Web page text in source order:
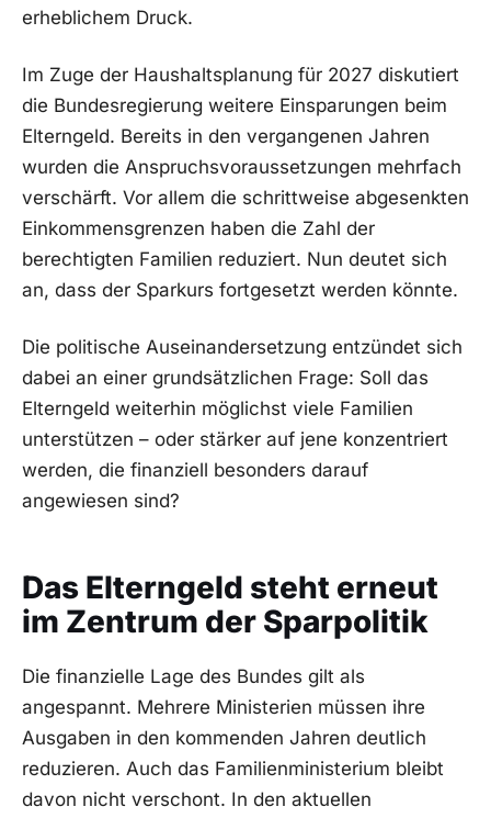
erheblichem Druck.
Im Zuge der Haushaltsplanung für 2027 diskutiert
die Bundesregierung weitere Einsparungen beim
Elterngeld. Bereits in den vergangenen Jahren
wurden die Anspruchsvoraussetzungen mehrfach
verschärft. Vor allem die schrittweise abgesenkten
Einkommensgrenzen haben die Zahl der
berechtigten Familien reduziert. Nun deutet sich
an, dass der Sparkurs fortgesetzt werden könnte.
Die politische Auseinandersetzung entzündet sich
dabei an einer grundsätzlichen Frage: Soll das
Elterngeld weiterhin möglichst viele Familien
unterstützen – oder stärker auf jene konzentriert
werden, die finanziell besonders darauf
angewiesen sind?
Das Elterngeld steht erneut
im Zentrum der Sparpolitik
Die finanzielle Lage des Bundes gilt als
angespannt. Mehrere Ministerien müssen ihre
Ausgaben in den kommenden Jahren deutlich
reduzieren. Auch das Familienministerium bleibt
davon nicht verschont. In den aktuellen